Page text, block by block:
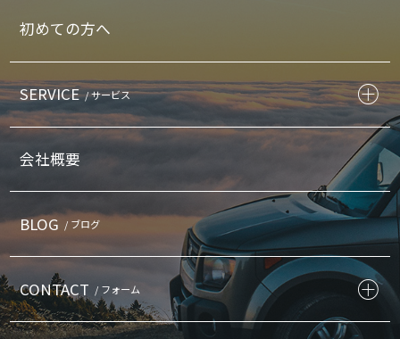
初めての方へ
SERVICE / サービス
会社概要
BLOG / ブログ
CONTACT / フォーム